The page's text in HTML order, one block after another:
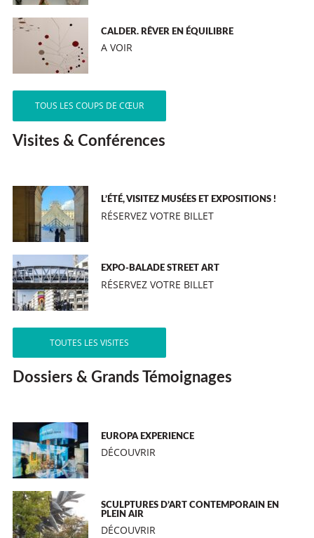
CALDER. RÊVER EN ÉQUILIBRE
A VOIR
TOUS LES COUPS DE CŒUR
Visites & Conférences
L’ÉTÉ, VISITEZ MUSÉES ET EXPOSITIONS !
RÉSERVEZ VOTRE BILLET
EXPO-BALADE STREET ART
RÉSERVEZ VOTRE BILLET
TOUTES LES VISITES
Dossiers & Grands Témoignages
EUROPA EXPERIENCE
DÉCOUVRIR
SCULPTURES D’ART CONTEMPORAIN EN
PLEIN AIR
DÉCOUVRIR